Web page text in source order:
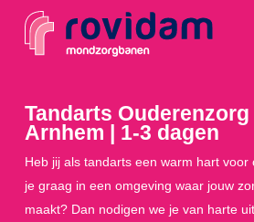
Tandarts
Arnhem | 1-3 dagen
Heb jij als tandarts een warm hart
je graag in een omgeving waar jouw
maakt? Dan nodigen we je van harte